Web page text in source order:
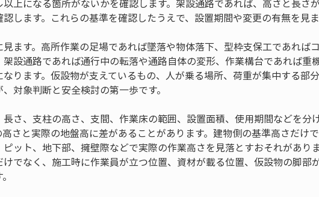
上になる箇所がないかを確認します。架設通路であれば、高さと長さ
します。これらの基準を確認したうえで、設置期間や変更の有無を見ま
ます。高所作業の足場であれば墜落や物体落下、型枠支保工であれば
設通路であれば通行中の転落や通路自体の変形、作業構台であれば重
ります。仮設物が支えているもの、人が乗る場所、荷重が集中する部
対象判断と安全検討の第一歩です。
さ、支柱の高さ、支間、作業床の範囲、設置面積、使用期間などを分
さと実際の地盤高に差があることがあります。建物側の基準高さだけで
ット、地下部、擁壁際などで実際の作業高さを見落とすおそれがあり
でなく、施工時に作業員が立つ位置、資材が載る位置、仮設物の脚部